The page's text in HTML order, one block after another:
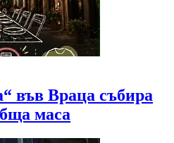
във Враца събира
маса